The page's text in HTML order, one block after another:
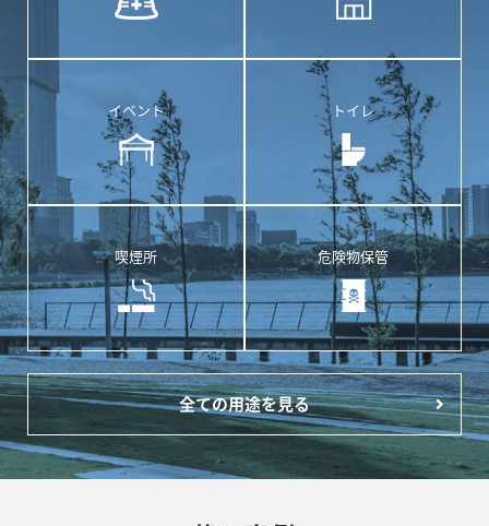
イベント トイレ
喫煙所 危険物保管
全ての用途を見る